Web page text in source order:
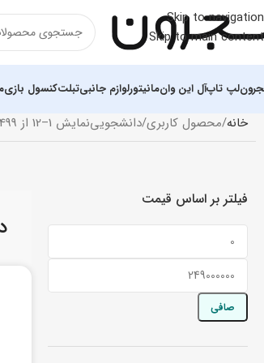
Skip to navigation
Skip to main content
لپ تاپآل این وانمانیتورلوازم جانبیتبلتکنسول بازی
خانه محصول کاربری دانشجویینمایش 1–12 از 499 نتیجه
فیلتر بر اساس قیمت
صافی